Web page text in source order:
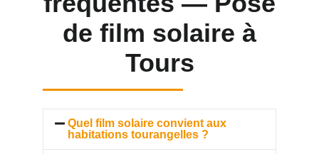
de film solaire à
Tours
Quel film solaire convient aux
habitations tourangelles ?